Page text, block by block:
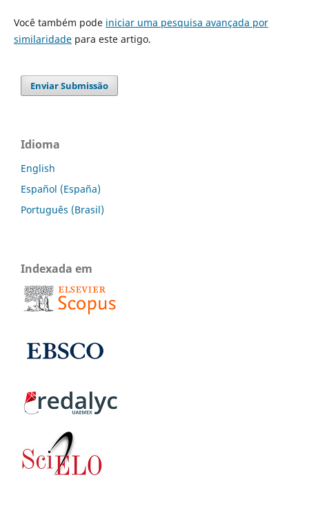
Você também pode iniciar uma pesquisa avançada por
similaridadepara este artigo.
Enviar Submissão
Idioma
English
Español (España)
Português (Brasil)
Indexada em